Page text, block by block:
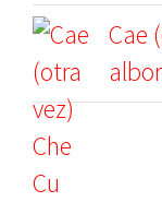
Cae